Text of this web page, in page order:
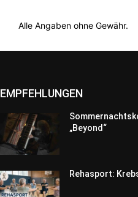
Alle Angaben ohne Gewähr.
EMPFEHLUNGEN
„Beyond“
Rehasport: